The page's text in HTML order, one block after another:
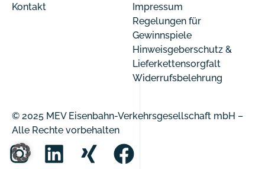
Kontakt
Impressum
Regelungen für
Gewinnspiele
Hinweisgeberschutz &
Lieferkettensorgfalt
Widerrufsbelehrung
© 2025 MEV Eisenbahn-Verkehrsgesellschaft mbH –
Alle Rechte vorbehalten